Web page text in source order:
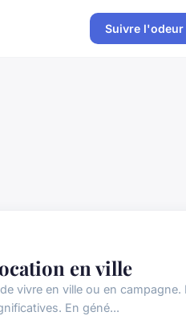
Suivre
en ville
vivre en ville ou en campagne.
En géné...